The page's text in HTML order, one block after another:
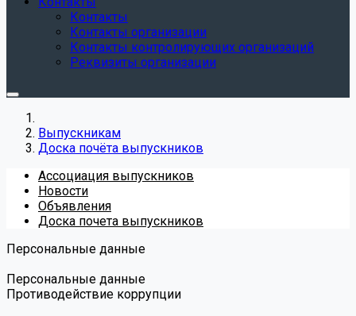
Контакты
Контакты организации
Контакты контролирующих организаций
Реквизиты организации
Выпускникам
Доска почёта выпускников
Ассоциация выпускников
Новости
Объявления
Доска почета выпускников
Персональные данные
Персональные данные
Противодействие коррупции